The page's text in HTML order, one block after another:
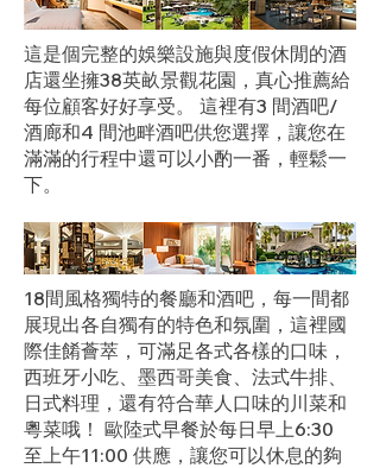
這是個完整的娛樂設施與度假休閒的酒
店還坐擁38英畝景觀花園，真心推薦給
每位顧客好好享受。 這裡有3 間酒吧/
酒廊和4 間池畔酒吧供您選擇，讓您在
滿滿的行程中還可以小酌一番，輕鬆一
下。
18間風格獨特的餐廳和酒吧，每一間都
展現出各自獨有的特色和氛圍，這裡國
際佳餚薈萃，可滿足各式各樣的口味，
西班牙小吃、墨西哥美食、法式牛排、
日式料理，還有符合華人口味的川菜和
粵菜哦！ 歐陸式早餐於每日早上6:30
至上午11:00 供應，讓您可以休息的夠